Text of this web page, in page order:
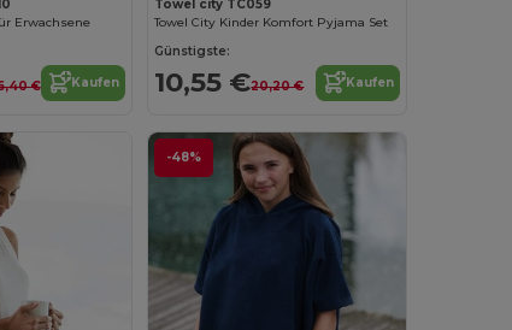
Erwachsene
€ Kaufen
Towel city TC059
Towel City Kinder Komfort Pyjama Set
Günstigste:
10,55 €20,20 € Kaufen
-48%